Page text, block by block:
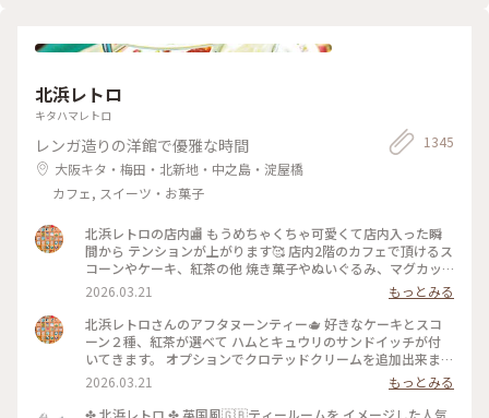
♡ #京都#おすすめ#スイーツ#アイス#秋の味覚ゴーラー隊#き
北浜レトロ
キタハマレトロ
レンガ造りの洋館で優雅な時間
大阪キタ・梅田・北新地・中之島・淀屋橋
カフェ, スイーツ・お菓子
1345
北浜レトロの店内🏬 もうめちゃくちゃ可愛くて店内入った瞬
間から テンションが上がります🥰 店内2階のカフェで頂けるス
コーンやケーキ、紅茶の他 焼き菓子やぬいぐるみ、マグカッ
プやプレゼント用の 詰め合わせなど購入することが出来ます✨
店内はシックなアンティーク家具にミントグリーンが 映えて
素敵な空間です〜！
2026.03.21
もっとみる
北浜レトロさんのアフタヌーンティー🫖 好きなケーキとスコ
ーン２種、紅茶が選べて ハムとキュウリのサンドイッチが付
いてきます。 オプションでクロテッドクリームを追加出来ます
✨ スコーンは季節限定のさくらとくるみをチョイス。 ケーキ
はストロベリースペシャルショートケーキです🍓 ウェッジウ
ッドのお皿に乗せられてボリュームが凄いです😳 ケーキも1ピ
2026.03.21
もっとみる
✤ 北浜レトロ ✤ 英国風🇬🇧ティールームを イメージした人気